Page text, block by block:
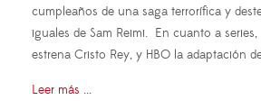
cumpleaños de una saga terrorífica y
iguales de Sam Reimi. En cuanto a series,
estrena Cristo Rey, y HBO la adaptación
Leer más ...